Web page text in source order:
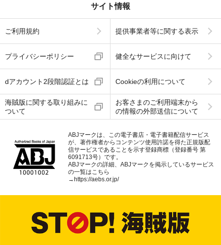
サイト情報
ご利用規約 提供事業者等に関する表示
プライバシーポリシー 健全なサービスに向けて
dアカウント2段階認証とは Cookieの利用について
海賊版に関する取り組みに
ついて
お客さまのご利用端末から
の情報の外部送信について
ABJマークは、この電子書店・電子書籍配信サービス
が、著作権者からコンテンツ使用許諾を得た正規版配
信サービスであることを示す登録商標（登録番号 第
6091713号）です。
ABJマークの詳細、ABJマークを掲示しているサービス
の一覧はこちら
→ https://aebs.or.jp/